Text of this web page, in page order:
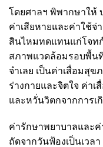
โดยศาลฯ พิพากษาให้
ค่าเสียหายและค่าใช้
สินไหมทดแทนแก่โจท
สภาพแวดล้อมรอบพื้น
จำเลย เป็นค่าเสื่อมสุ
ร่างกายและจิตใจ ค่า
และหวั่นวิตกจากการเ
ค่ารักษาพยาบาลและ
ถัดจากวันฟ้องเป็นเวล